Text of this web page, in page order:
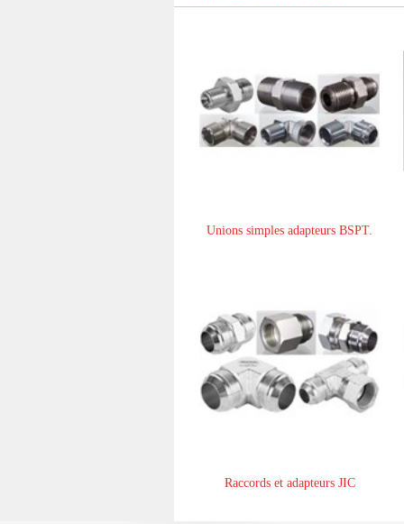
Unions simples adapteurs BSPT.
Raccords et adapteurs JIC